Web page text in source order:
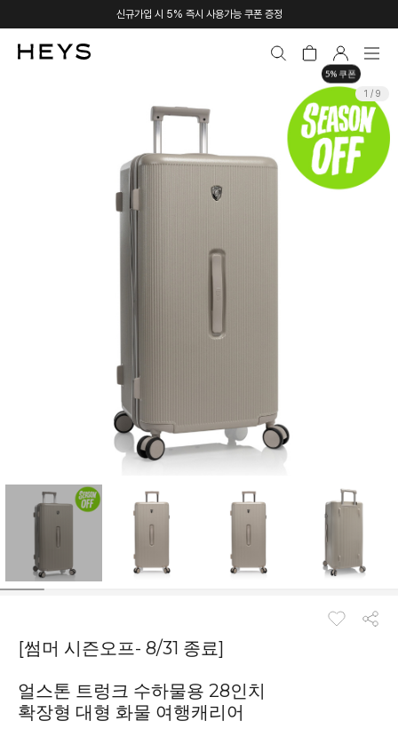
신규가입 시 5% 즉시 사용가능 쿠폰 증정
5% 쿠폰
1 / 9
[썸머 시즌오프- 8/31 종료]
얼스톤 트렁크 수하물용 28인치
확장형 대형 화물 여행캐리어